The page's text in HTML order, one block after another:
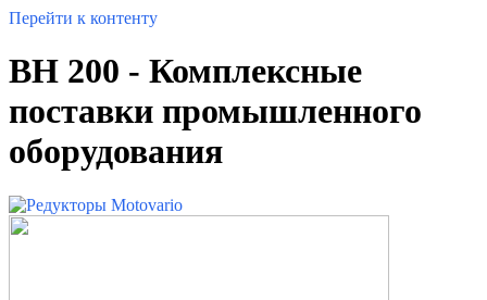
Перейти к контенту
BH 200 - Комплексные
поставки промышленного
оборудования